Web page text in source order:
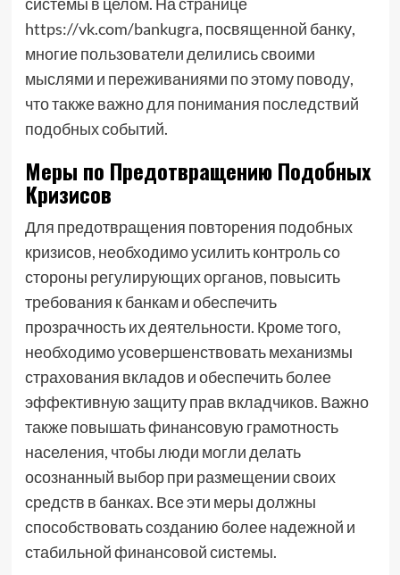
https://vk.com/bankugra, посвященной банку,
многие пользователи делились своими
мыслями и переживаниями по этому поводу,
что также важно для понимания последствий
подобных событий.
Меры по Предотвращению Подобных
Кризисов
Для предотвращения повторения подобных
кризисов, необходимо усилить контроль со
стороны регулирующих органов, повысить
требования к банкам и обеспечить
прозрачность их деятельности. Кроме того,
необходимо усовершенствовать механизмы
страхования вкладов и обеспечить более
эффективную защиту прав вкладчиков. Важно
также повышать финансовую грамотность
населения, чтобы люди могли делать
осознанный выбор при размещении своих
средств в банках. Все эти меры должны
способствовать созданию более надежной и
стабильной финансовой системы.